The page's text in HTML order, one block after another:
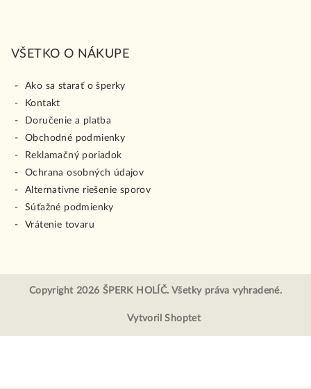
VŠETKO O NÁKUPE
Ako sa starať o šperky
Kontakt
Doručenie a platba
Obchodné podmienky
Reklamačný poriadok
Ochrana osobných údajov
Alternatívne riešenie sporov
Súťažné podmienky
Vrátenie tovaru
Copyright 2026 ŠPERK HOLÍČ. Všetky práva vyhradené.
Vytvoril Shoptet